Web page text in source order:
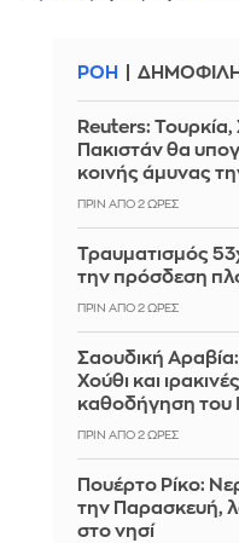
ΡΟΗ ΔΗΜΟΦΙΛΗ
Reuters:
Πακιστάν θα
κοινής άμυνας
ΠΡΙΝ ΑΠΌ 2 ΏΡΕΣ
Τραυματισμός
την πρόσδεση
ΠΡΙΝ ΑΠΌ 2 ΏΡΕΣ
Σαουδική Αραβία:
Χούθι και
καθοδήγηση του
ΠΡΙΝ ΑΠΌ 2 ΏΡΕΣ
Πουέρτο Ρίκο:
την Παρασκευή,
στο νησί